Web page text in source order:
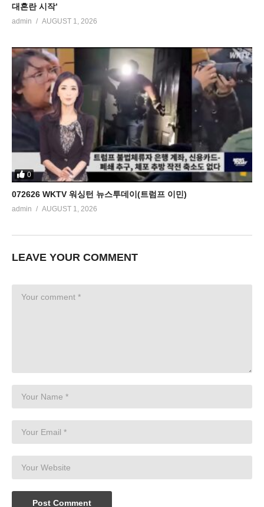
대혼란 시작’
admin AUGUST 1, 2026
0
072626 WKTV 워싱턴 뉴스투데이(트럼프 이민)
admin AUGUST 1, 2026
LEAVE YOUR COMMENT